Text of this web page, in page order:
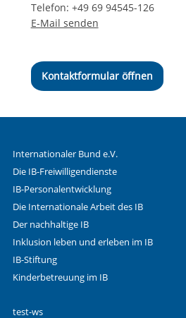
Telefon: +49 69 94545-126
E-Mail senden
Kontaktformular öffnen
Internationaler Bund e.V.
Die IB-Freiwilligendienste
IB-Personalentwicklung
Die Internationale Arbeit des IB
Der nachhaltige IB
Inklusion leben und erleben im IB
IB-Stiftung
Kinderbetreuung im IB
test-ws